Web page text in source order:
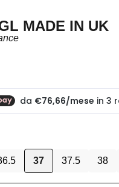
MADE IN UK
37 37.5 38